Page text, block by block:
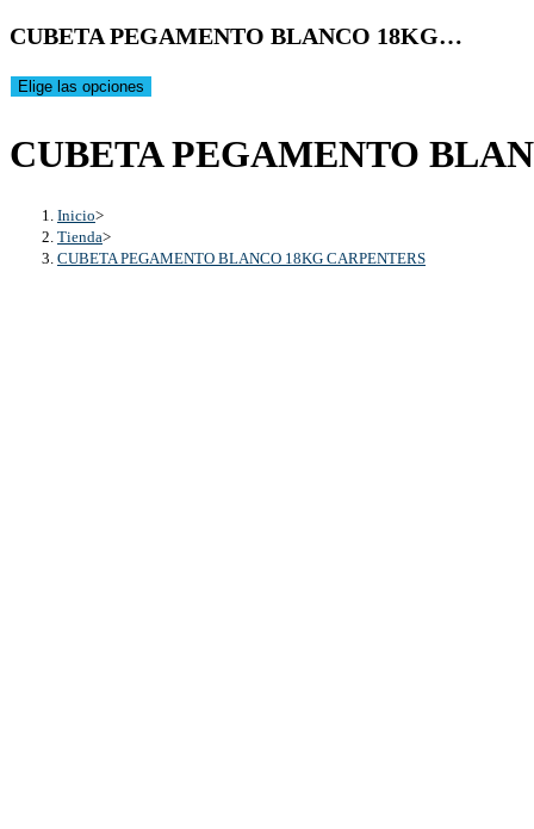
CUBETA PEGAMENTO BLANCO 18KG…
Elige las opciones
CUBETA PEGAMENTO
Inicio>
Tienda>
CUBETA PEGAMENTO BLANCO 18KG CARPENTERS